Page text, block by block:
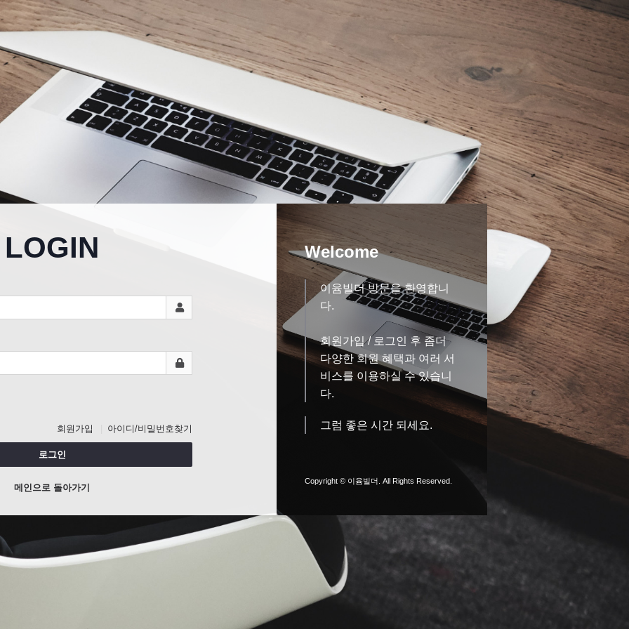
LOGIN
회원가입 아이디/비밀번호찾기
로그인
메인으로 돌아가기
Welcome
이윰빌더 방문을 환영합니
다.
회원가입 / 로그인 후 좀더
다양한 회원 혜택과 여러 서
비스를 이용하실 수 있습니
다.
그럼 좋은 시간 되세요.
Copyright © 이윰빌더. All Rights Reserved.